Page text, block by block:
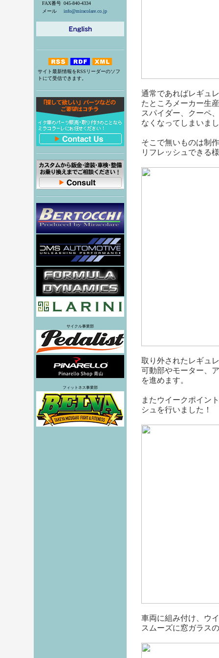
FAX番号 045-840-4334
メール
info@miracolare.co.jp
サイト最新情報をRSSリーダーのソフ
トにて受信できます。
サイクル事業部
フィットネス事業部
通常であればレギュ
たところメーカー生
スパイダー、クーペ
なくなってしまいま
そこで無いものは制
リフレッシュできる
取り外されたレギュ
可動部やモーター、
を進めます。
またウイークポイン
シュを行いました！
車両に組み付け、ウ
スムーズに窓ガラス